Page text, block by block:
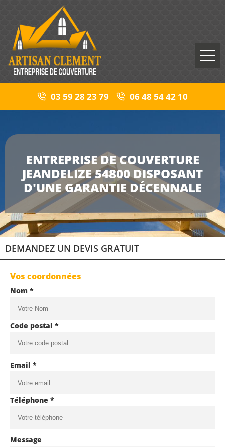
03 59 28 23 79 06 48 54 42 10
ENTREPRISE DE COUVERTURE
JEANDELIZE 54800 DISPOSANT
D'UNE GARANTIE DÉCENNALE
DEMANDEZ UN DEVIS GRATUIT
Vos coordonnées
Nom *
Code postal *
Email *
Téléphone *
Message